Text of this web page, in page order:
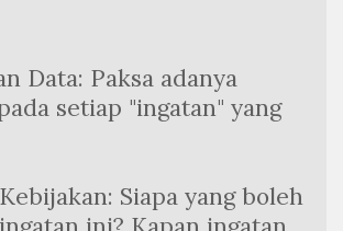
Data: Paksa adanya
setiap "ingatan" yang
Siapa yang boleh